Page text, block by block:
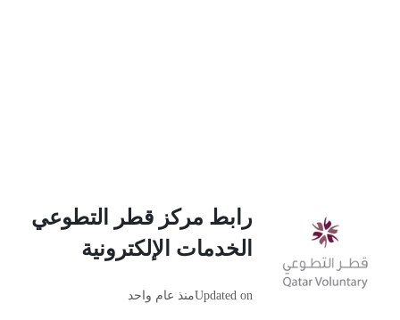
رابط مركز قطر التطوعي
الخدمات الإلكترونية
Updated onمنذ عام واحد